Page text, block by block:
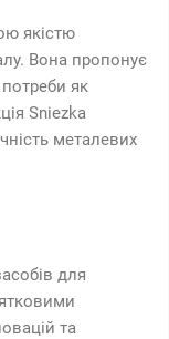
якістю
Вона пропонує
як
Sniezka
металевих
для
та